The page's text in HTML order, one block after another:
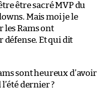
être sacré MVP du
Mais moi je le
les Rams ont
défense. Et qui dit
sont heureux d’avoir
dernier ?